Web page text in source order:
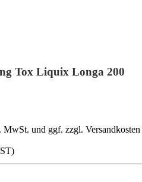
Tox Liquix Longa 200
und ggf. zzgl. Versandkosten
ST)